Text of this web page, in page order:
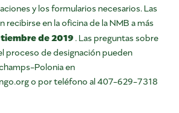
y los formularios necesarios. Las
recibirse en la oficina de la NMB a más
de 2019 . Las preguntas sobre
proceso de designación pueden
Polonia en
o por teléfono al 407-629-7318